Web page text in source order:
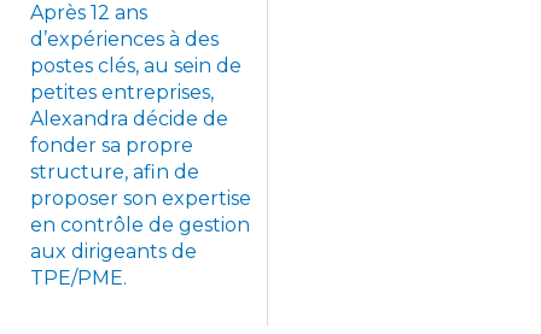
Après 12 ans
d’expériences à des
postes clés, au sein de
petites entreprises,
Alexandra décide de
fonder sa propre
structure, afin de
proposer son expertise
en contrôle de gestion
aux dirigeants de
TPE/PME.